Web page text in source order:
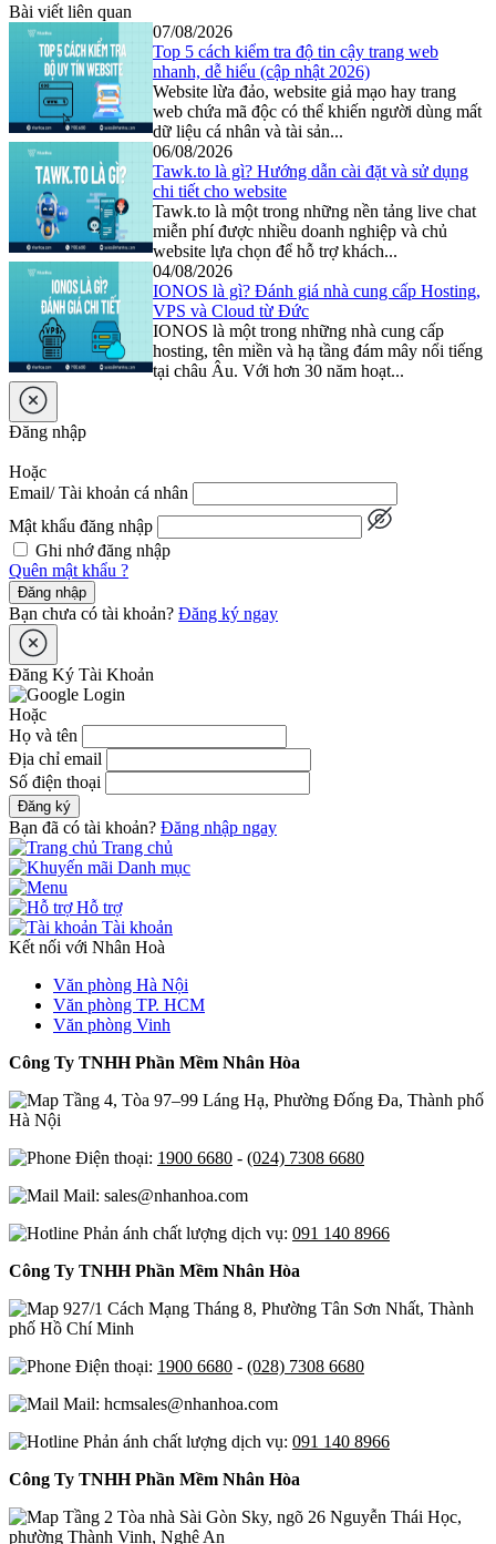
Bài viết liên quan
07/08/2026
Top 5 cách kiểm tra độ tin cậy trang web
nhanh, dễ hiểu (cập nhật 2026)
Website lừa đảo, website giả mạo hay trang
web chứa mã độc có thể khiến người dùng mất
dữ liệu cá nhân và tài sản...
06/08/2026
Tawk.to là gì? Hướng dẫn cài đặt và sử dụng
chi tiết cho website
Tawk.to là một trong những nền tảng live chat
miễn phí được nhiều doanh nghiệp và chủ
website lựa chọn để hỗ trợ khách...
04/08/2026
IONOS là gì? Đánh giá nhà cung cấp Hosting,
VPS và Cloud từ Đức
IONOS là một trong những nhà cung cấp
hosting, tên miền và hạ tầng đám mây nổi tiếng
tại châu Âu. Với hơn 30 năm hoạt...
Đăng nhập
Hoặc
Email/ Tài khoản cá nhân
Mật khẩu đăng nhập
Ghi nhớ đăng nhập
Quên mật khẩu ?
Đăng nhập
Bạn chưa có tài khoản? Đăng ký ngay
Đăng Ký Tài Khoản
Hoặc
Họ và tên
Địa chỉ email
Số điện thoại
Đăng ký
Bạn đã có tài khoản? Đăng nhập ngay
Trang chủ
Danh mục
Hỗ trợ
Tài khoản
Kết nối với Nhân Hoà
Văn phòng Hà Nội
Văn phòng TP. HCM
Văn phòng Vinh
Công Ty TNHH Phần Mềm Nhân Hòa
Tầng 4, Tòa 97–99 Láng Hạ, Phường Đống Đa, Thành phố
Hà Nội
Điện thoại: 1900 6680 - (024) 7308 6680
Mail: sales@nhanhoa.com
Phản ánh chất lượng dịch vụ: 091 140 8966
Công Ty TNHH Phần Mềm Nhân Hòa
927/1 Cách Mạng Tháng 8, Phường Tân Sơn Nhất, Thành
phố Hồ Chí Minh
Điện thoại: 1900 6680 - (028) 7308 6680
Mail: hcmsales@nhanhoa.com
Phản ánh chất lượng dịch vụ: 091 140 8966
Công Ty TNHH Phần Mềm Nhân Hòa
Tầng 2 Tòa nhà Sài Gòn Sky, ngõ 26 Nguyễn Thái Học,
phường Thành Vinh, Nghệ An